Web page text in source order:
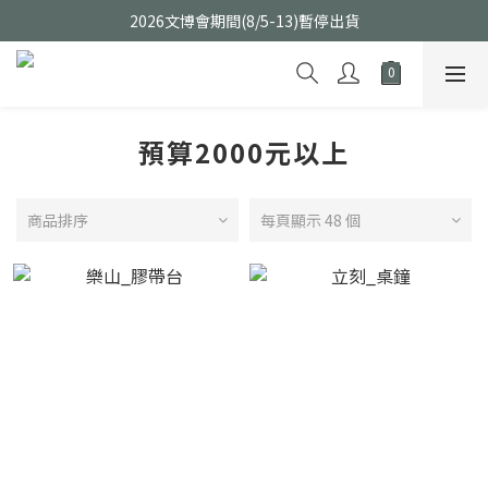
2026文博會期間(8/5-13)暫停出貨
預算2000元以上
商品排序 每頁顯示 48 個